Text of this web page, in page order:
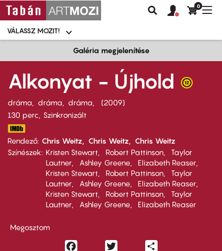
Moziválasztó
menü
VÁLASSZ MOZIT!
Keresés
Felhasználói
fiók
0
Galéria megjelenítése
Alkonyat - Újhold
dráma dráma dráma
2009
130 perc,
Szinkronizált
Rendező Chris Weitz Chris Weitz
Chris Weitz
Színészek
Kristen Stewart Robert Pattinson
Taylor
Lautner
Ashley Greene
Elizabeth Reaser
Kristen Stewart
Robert Pattinson
Taylor
Lautner
Ashley Greene
Elizabeth Reaser
Kristen Stewart
Robert Pattinson
Taylor
Lautner
Ashley Greene Elizabeth Reaser
Megosztom
Facebook